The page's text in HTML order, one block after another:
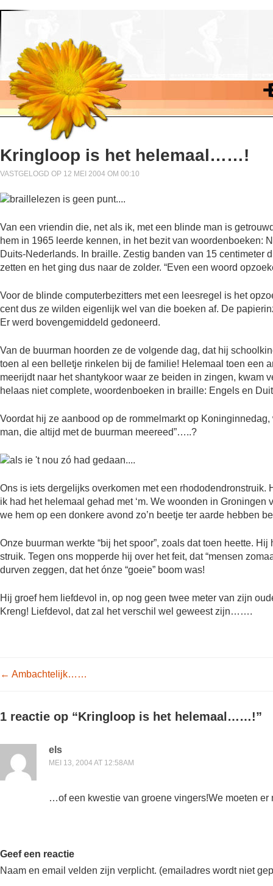
Kringloop is het helemaal……!
VASTGELOGD OP 12 MEI 2004 OM 00:10
Van een vriendin die, net als ik, met een blinde man is
hem in 1965 leerde kennen, in het bezit van
Duits-Nederlands. In braille. Zestig banden van 15 centimeter
zetten en het ging dus naar de zolder. “Even een woord
Voor de blinde computerbezitters met een leesregel is het
cent dus ze wilden eigenlijk wel van die boeken af. De
Er werd bovengemiddeld gedoneerd.
Van de buurman hoorden ze de volgende dag, dat hij
toen al een belletje rinkelen bij de familie! Helemaal toen een
meerijdt naar het shantykoor waar ze beiden in zingen, kwam
helaas niet complete, woordenboeken in braille: Engels en
Voordat hij ze aanbood op de rommelmarkt op
man, die altijd met de buurman meereed”…..?
Ons is iets dergelijks overkomen met een
ik had het helemaal gehad met ‘m. We woonden in
we hem op een donkere avond zo’n beetje ter aarde hebben
Onze buurman werkte “bij het spoor”, zoals dat toen heette.
struik. Tegen ons mopperde hij over het feit, dat “mensen
durven zeggen, dat het ónze “goeie” boom was!
Hij groef hem liefdevol in, op nog geen twee meter van zijn
Kreng! Liefdevol, dat zal het verschil wel geweest zijn…….
Post navigation
← Ambachtelijk……
1 reactie op “Kringloop is het helemaal……!”
els
MEI 13, 2004 AT 12:58AM
…of een kwestie van groene vingers!We moeten er
Geef een reactie
Naam en email velden zijn verplicht. (emailadres wordt niet